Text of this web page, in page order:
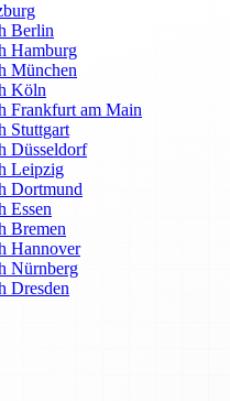
Berlin
Hamburg
München
Köln
Frankfurt am Main
Stuttgart
Düsseldorf
Leipzig
Dortmund
Essen
Bremen
Hannover
Nürnberg
Dresden